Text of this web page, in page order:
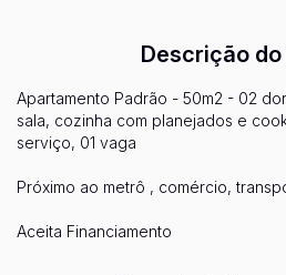
Descrição do
Apartamento Padrão - 50m2 - 02
sala, cozinha com planejados e
serviço, 01 vaga
Próximo ao metrô , comércio,
Aceita Financiamento